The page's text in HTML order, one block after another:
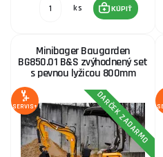
ks KÚPIŤ
Minibager Baugarden
BG850.01 B&S zvýhodnený set
s pevnou lyžicou 800mm
SERVIS+ DARČEK ZADARMO